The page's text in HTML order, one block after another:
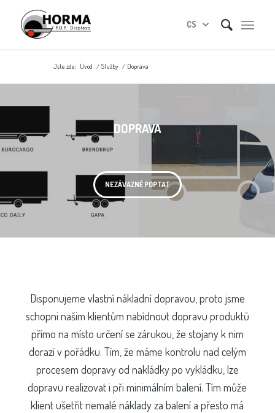
CS
Jste zde: Úvod / Služby / Doprava
DOPRAVA
NEZÁVAZNĚ POPTAT
Disponujeme vlastní nákladní dopravou, proto jsme
schopni našim klientům nabídnout dopravu produktů
přímo na místo určení se zárukou, že stojany k nim
dorazí v pořádku. Tím, že máme kontrolu nad celým
procesem dopravy od nakládky po vykládku, lze
dopravu realizovat i při minimálním balení. Tím může
klient ušetřit nemalé náklady za balení a přesto má